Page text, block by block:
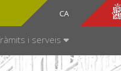
CA
ES
i serveis